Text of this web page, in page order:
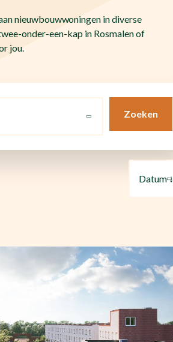
nieuwbouwwoningen in diverse
onder-een-kap in Rosmalen of
jou.
Zoeken
Datum ↓